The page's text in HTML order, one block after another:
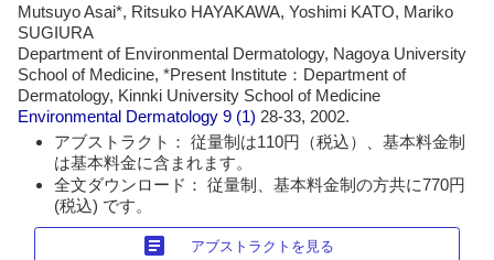
Mutsuyo Asai*, Ritsuko HAYAKAWA, Yoshimi KATO, Mariko
SUGIURA
Department of Environmental Dermatology, Nagoya University
School of Medicine, *Present Institute：Department of
Dermatology, Kinnki University School of Medicine
Environmental Dermatology 9 (1) 28-33, 2002.
アブストラクト： 従量制は110円（税込）、基本料金制
は基本料金に含まれます。
全文ダウンロード： 従量制、基本料金制の方共に770円
(税込) です。
article アブストラクトを見る